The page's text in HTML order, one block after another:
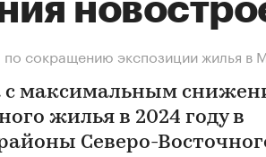
сокращению экспозиции жилья в
с максимальным
жилья в 2024 году в
Северо-